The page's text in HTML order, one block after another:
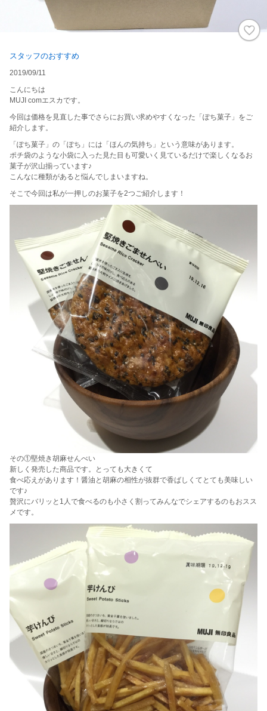
スタッフのおすすめ
2019/09/11
こんにちは
MUJI comエスカです。
今回は価格を見直した事でさらにお買い求めやすくなった「ぽち菓子」をご
紹介します。
「ぽち菓子」の「ぽち」には「ほんの気持ち」という意味があります。
ポチ袋のような小袋に入った見た目も可愛いく見ているだけで楽しくなるお
菓子が沢山揃っています♪
こんなに種類があると悩んでしまいますね。
そこで今回は私が一押しのお菓子を2つご紹介します！
その①堅焼き胡麻せんべい
新しく発売した商品です。とっても大きくて
食べ応えがあります！醤油と胡麻の相性が抜群で香ばしくてとても美味しい
です♪
贅沢にバリッと1人で食べるのも小さく割ってみんなでシェアするのもおスス
メです。